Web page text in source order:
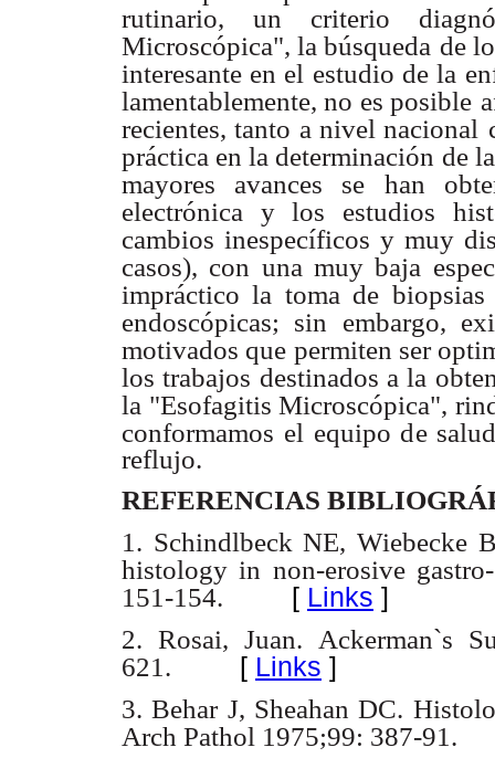
rutinario, un
criterio
Microscópica", la búsqueda de
interesante en el estudio de la
lamentablemente, no es posible
recientes, tanto a nivel nacional
práctica en la determinación de
mayores avances se han
electrónica y los estudios
cambios inespecíficos y muy
casos), con una muy baja
impráctico la toma de biopsias
endoscópicas; sin embargo,
motivados que permiten ser
los trabajos destinados a la
la "Esofagitis Microscópica",
conformamos el equipo de
reflujo.
REFERENCIAS
1. Schindlbeck NE, Wiebecke
histology in non-erosive
151-154.
[ Links ]
2. Rosai, Juan.
Ackerman`s
621.
[ Links ]
3. Behar J, Sheahan DC.
Arch Pathol 1975;99: 387-91.